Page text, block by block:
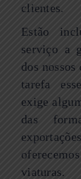
clientes.
Estão
serviço a
dos nossos
tarefa
exige
das
viaturas.